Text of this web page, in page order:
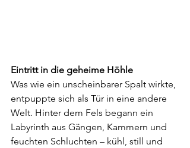
Eintritt in die geheime Höhle
Was wie ein unscheinbarer Spalt wirkte,
entpuppte sich als Tür in eine andere
Welt. Hinter dem Fels begann ein
Labyrinth aus Gängen, Kammern und
feuchten Schluchten – kühl, still und